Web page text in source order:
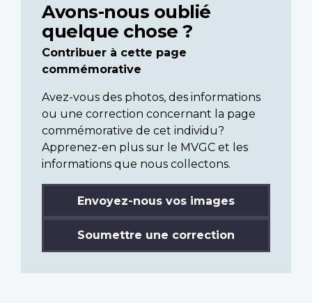
Avons-nous oublié
quelque chose ?
Contribuer à cette page
commémorative
Avez-vous des photos, des informations
ou une correction concernant la page
commémorative de cet individu?
Apprenez-en plus sur le MVGC et les
informations que nous collectons.
Envoyez-nous vos images
Soumettre une correction